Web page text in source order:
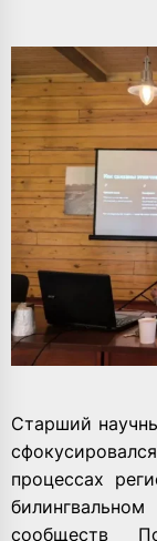
Старший
процессах
сообществ